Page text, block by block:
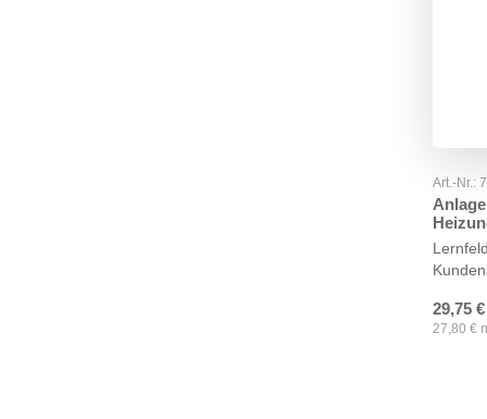
Art.-Nr.:
29,75 €
27,80 €